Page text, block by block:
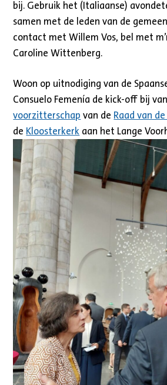
bij. Gebruik het (Italiaanse)
samen met de leden van de
contact met Willem Vos, bel met
Caroline Wittenberg.
Woon op uitnodiging van de
Consuelo Femenía de kick-off bij
voorzitterschap van de Raad van
de Kloosterkerk aan het Lange